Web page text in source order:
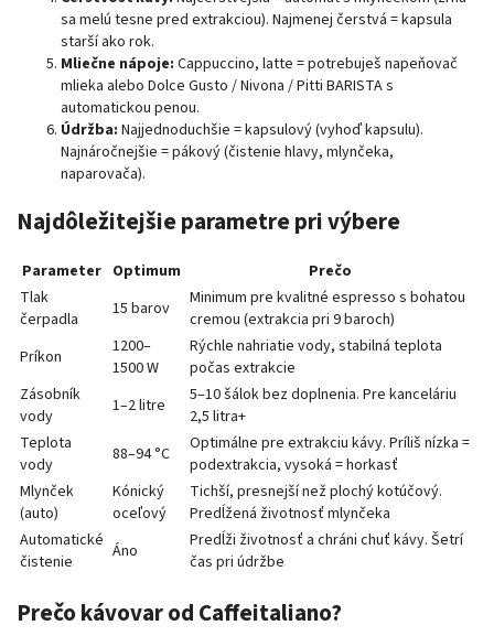
sa melú tesne pred extrakciou). Najmenej čerstvá = kapsula
starší ako rok.
Mliečne nápoje: Cappuccino, latte = potrebuješ napeňovač
mlieka alebo Dolce Gusto / Nivona / Pitti BARISTA s
automatickou penou.
Údržba: Najjednoduchšie = kapsulový (vyhoď kapsulu).
Najnáročnejšie = pákový (čistenie hlavy, mlynčeka,
naparovača).
Najdôležitejšie parametre pri výbere
Parameter Optimum
Prečo
Tlak
čerpadla
15 barov
Minimum pre kvalitné espresso s bohatou
cremou (extrakcia pri 9 baroch)
Príkon
1200–
1500 W
Rýchle nahriatie vody, stabilná teplota
počas extrakcie
Zásobník
vody
1–2 litre
5–10 šálok bez doplnenia. Pre kanceláriu
2,5 litra+
Teplota
vody
88–94 °C
Optimálne pre extrakciu kávy. Príliš nízka =
podextrakcia, vysoká = horkasť
Mlynček
(auto)
Kónický
oceľový
Tichší, presnejší než plochý kotúčový.
Predĺžená životnosť mlynčeka
Automatické
čistenie
Áno
Predĺži životnosť a chráni chuť kávy. Šetrí
čas pri údržbe
Prečo kávovar od Caffeitaliano?